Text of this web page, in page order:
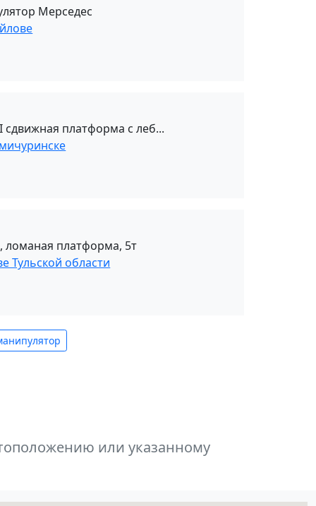
Мерседес
сдвижная платформа с леб...
ломаная платформа, 5т
Тульской области
или указанному